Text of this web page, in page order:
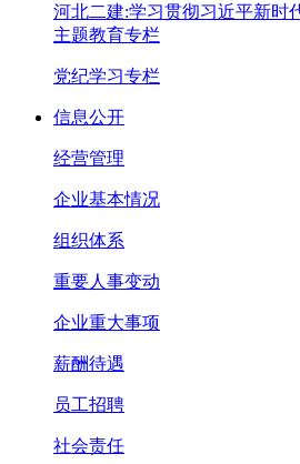
河北二建:学习贯彻习近平新时
主题教育专栏
党纪学习专栏
信息公开
经营管理
企业基本情况
组织体系
重要人事变动
企业重大事项
薪酬待遇
员工招聘
社会责任